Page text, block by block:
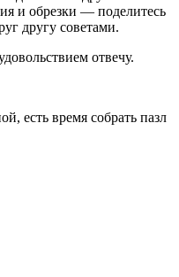
и обрезки — поделитесь
другу советами.
отвечу.
есть время собрать пазл